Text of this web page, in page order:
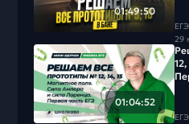
01:49:50
29
01:04:52